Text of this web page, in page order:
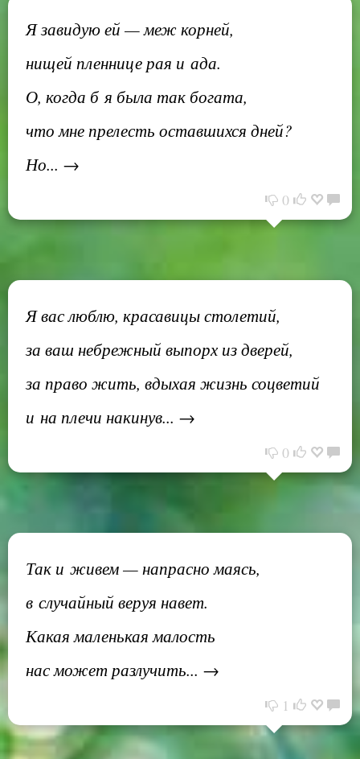
Я завидую ей — меж корней,
нищей пленнице рая и ада.
О, когда б я была так богата,
что мне прелесть оставшихся дней?
Но... →
0
Я вас люблю, красавицы столетий,
за ваш небрежный выпорх из дверей,
за право жить, вдыхая жизнь соцветий
и на плечи накинув... →
0
Так и живем — напрасно маясь,
в случайный веруя навет.
Какая маленькая малость
нас может разлучить... →
1